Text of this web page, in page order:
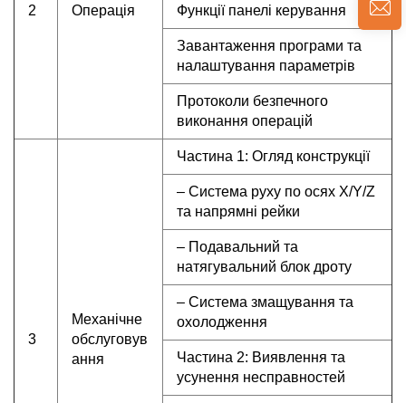
2 Операція Функції панелі керування
Завантаження програми та
налаштування параметрів
Протоколи безпечного
виконання операцій
3
Механічне
обслуговув
ання
Частина 1: Огляд конструкції
– Система руху по осях X/Y/Z
та напрямні рейки
– Подавальний та
натягувальний блок дроту
– Система змащування та
охолодження
Частина 2: Виявлення та
усунення несправностей